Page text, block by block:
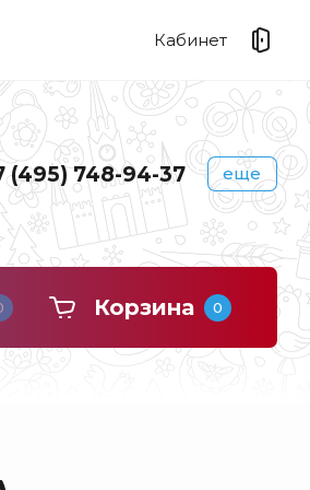
Кабинет
(495) 748-94-37 еще
Корзина 0